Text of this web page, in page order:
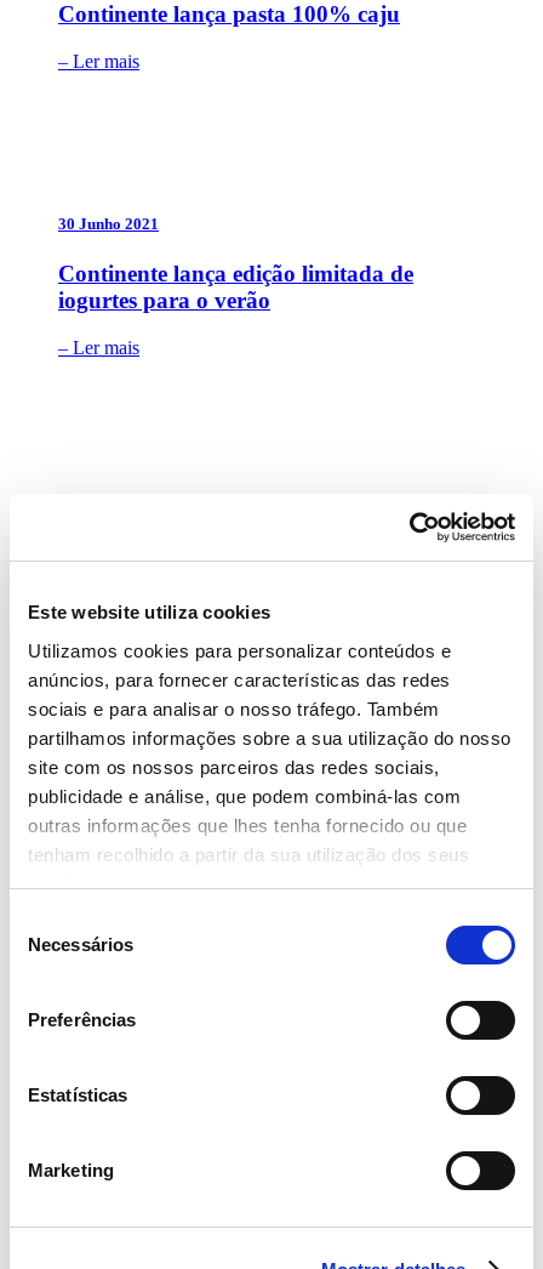
Este website utiliza cookies
Utilizamos cookies para personalizar conteúdos e
anúncios, para fornecer características das redes
sociais e para analisar o nosso tráfego. Também
partilhamos informações sobre a sua utilização do nosso
site com os nossos parceiros das redes sociais,
publicidade e análise, que podem combiná-las com
outras informações que lhes tenha fornecido ou que
tenham recolhido a partir da sua utilização dos seus
serviços.
Necessários
Preferências
Estatísticas
Marketing
Continente lança pasta 100% caju
– Ler mais
30 Junho 2021
Continente lança edição limitada de
iogurtes para o verão
– Ler mais
Continente lança novas bolas de berlim
28 Maio 2021
Procura por packs poupança aumenta nas
lojas Continente
mais responsável e sustentável